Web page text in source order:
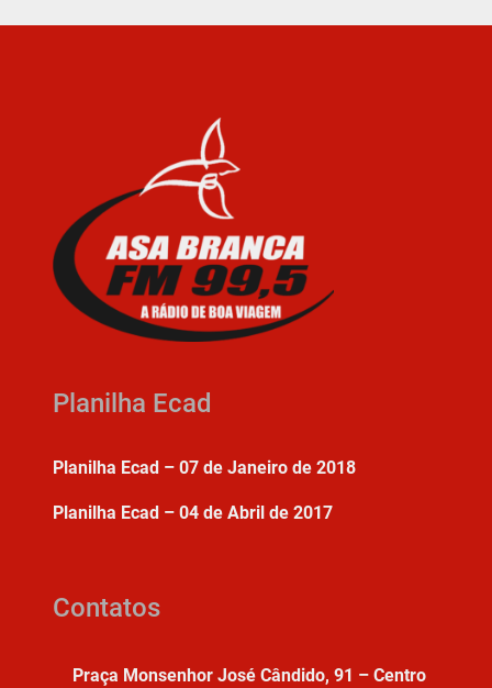
Planilha Ecad
Planilha Ecad – 07 de Janeiro de 2018
Planilha Ecad – 04 de Abril de 2017
Contatos
Praça Monsenhor José Cândido, 91 – Centro